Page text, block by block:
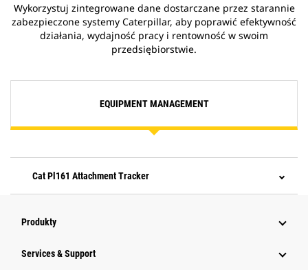
Wykorzystuj zintegrowane dane dostarczane przez starannie
zabezpieczone systemy Caterpillar, aby poprawić efektywność
działania, wydajność pracy i rentowność w swoim
przedsiębiorstwie.
EQUIPMENT MANAGEMENT
Cat Pl161 Attachment Tracker
Produkty
Services & Support